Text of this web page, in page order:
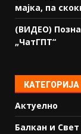
мајка, па
(ВИДЕО)
„ЧатГПТ“
КАТЕГОРИЈА
Актуелно
Балкан и Свет